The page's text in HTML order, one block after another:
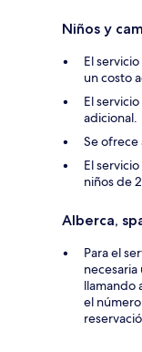
Niños y
El
un costo
El
adicional.
Se ofrece
El
niños de
Alberca,
Para el
llamando
el